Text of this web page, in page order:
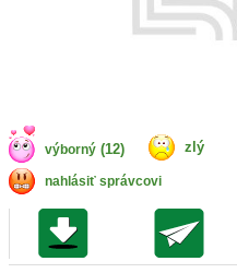
výborný (12) zlý
nahlásiť správcovi